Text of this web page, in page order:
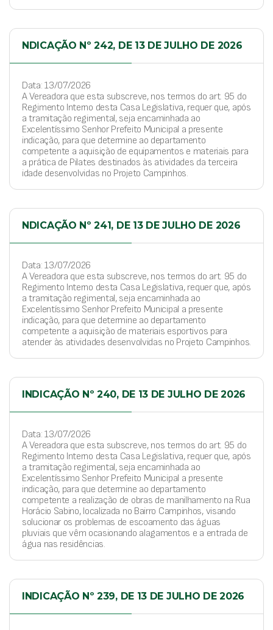
NDICAÇÃO Nº 242, DE 13 DE JULHO DE 2026
Data: 13/07/2026
A Vereadora que esta subscreve, nos termos do art. 95 do
Regimento Interno desta Casa Legislativa, requer que, após
a tramitação regimental, seja encaminhada ao
Excelentíssimo Senhor Prefeito Municipal a presente
indicação, para que determine ao departamento
competente a aquisição de equipamentos e materiais para
a prática de Pilates destinados às atividades da terceira
idade desenvolvidas no Projeto Campinhos.
NDICAÇÃO Nº 241, DE 13 DE JULHO DE 2026
Data: 13/07/2026
A Vereadora que esta subscreve, nos termos do art. 95 do
Regimento Interno desta Casa Legislativa, requer que, após
a tramitação regimental, seja encaminhada ao
Excelentíssimo Senhor Prefeito Municipal a presente
indicação, para que determine ao departamento
competente a aquisição de materiais esportivos para
atender às atividades desenvolvidas no Projeto Campinhos.
INDICAÇÃO Nº 240, DE 13 DE JULHO DE 2026
Data: 13/07/2026
A Vereadora que esta subscreve, nos termos do art. 95 do
Regimento Interno desta Casa Legislativa, requer que, após
a tramitação regimental, seja encaminhada ao
Excelentíssimo Senhor Prefeito Municipal a presente
indicação, para que determine ao departamento
competente a realização de obras de manilhamento na Rua
Horácio Sabino, localizada no Bairro Campinhos, visando
solucionar os problemas de escoamento das águas
pluviais que vêm ocasionando alagamentos e a entrada de
água nas residências.
INDICAÇÃO Nº 239, DE 13 DE JULHO DE 2026